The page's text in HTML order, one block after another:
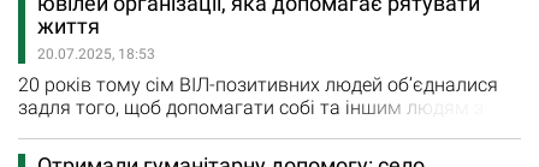
прагне створити більш доступне, справедливе і
турботливе суспільство. Метою діяльності Спілки є:…
життя
20.07.2025, 18:53
20 років тому сім ВІЛ-позитивних людей об’єдналися
задля того, щоб допомагати собі та іншим людям з
організація «100% життя. Запоріжжя» - це потужна